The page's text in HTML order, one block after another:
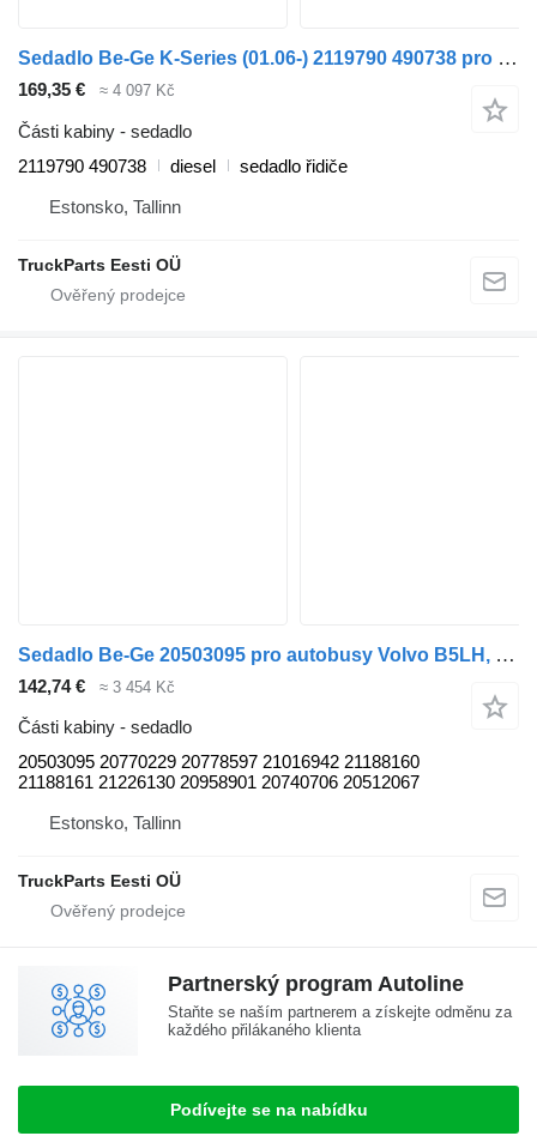
Sedadlo Be-Ge K-Series (01.06-) 2119790 490738 pro autobusy Scania K,N,F-series bus (2006-)
169,35 € ≈ 4 097 Kč
Části kabiny - sedadlo
2119790 490738
diesel
sedadlo řidiče
Estonsko, Tallinn
TruckParts Eesti OÜ
Sedadlo Be-Ge 20503095 pro autobusy Volvo B5LH, B0E (2008-)
142,74 € ≈ 3 454 Kč
Části kabiny - sedadlo
20503095 20770229 20778597 21016942 21188160
21188161 21226130 20958901 20740706 20512067
Estonsko, Tallinn
TruckParts Eesti OÜ
Partnerský program Autoline
Staňte se naším partnerem a získejte odměnu za
každého přilákaného klienta
Podívejte se na nabídku